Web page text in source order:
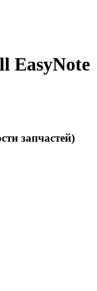
EasyNote
запчастей)